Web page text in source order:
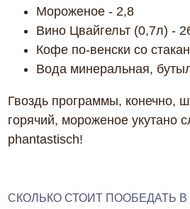
Мороженое - 2,8
Вино Цвайгельт (0,7л) -
Кофе по-венски со
Вода минеральная,
Гвоздь программы, конечно,
горячий, мороженое укутано
phantastisch!
СКОЛЬКО СТОИТ ПООБЕДАТЬ В